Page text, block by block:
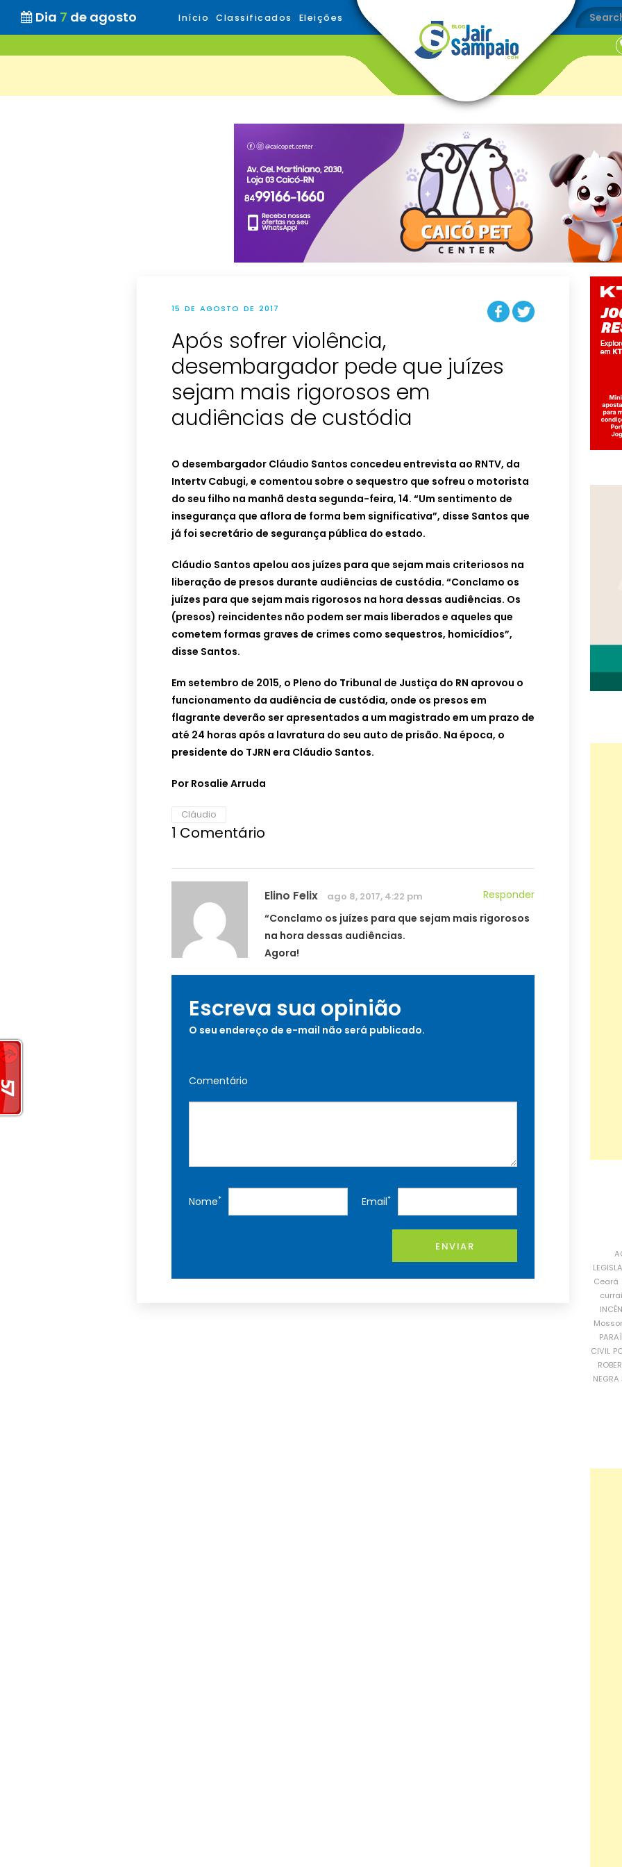
Dia 7 de agosto Início Classificados Eleições
15 DE AGOSTO DE 2017
Após sofrer violência,
desembargador pede que juízes
sejam mais rigorosos em
audiências de custódia
O desembargador Cláudio Santos concedeu entrevista ao RNTV, da
Intertv Cabugi, e comentou sobre o sequestro que sofreu o motorista
do seu filho na manhã desta segunda-feira, 14. “Um sentimento de
insegurança que aflora de forma bem significativa”, disse Santos que
já foi secretário de segurança pública do estado.
Cláudio Santos apelou aos juízes para que sejam mais criteriosos na
liberação de presos durante audiências de custódia. “Conclamo os
juízes para que sejam mais rigorosos na hora dessas audiências. Os
(presos) reincidentes não podem ser mais liberados e aqueles que
cometem formas graves de crimes como sequestros, homicídios”,
disse Santos.
Em setembro de 2015, o Pleno do Tribunal de Justiça do RN aprovou o
funcionamento da audiência de custódia, onde os presos em
flagrante deverão ser apresentados a um magistrado em um prazo de
até 24 horas após a lavratura do seu auto de prisão. Na época, o
presidente do TJRN era Cláudio Santos.
Por Rosalie Arruda
Cláudio
1 Comentário
Elino Felix ago 8, 2017, 4:22 pm
Responder
“Conclamo os juízes para que sejam mais rigorosos
na hora dessas audiências.
Agora!
Escreva sua opinião
O seu endereço de e-mail não será publicado.
Comentário
Nome* Email*
ENVIAR
Ceará
CIVIL
NEGRA